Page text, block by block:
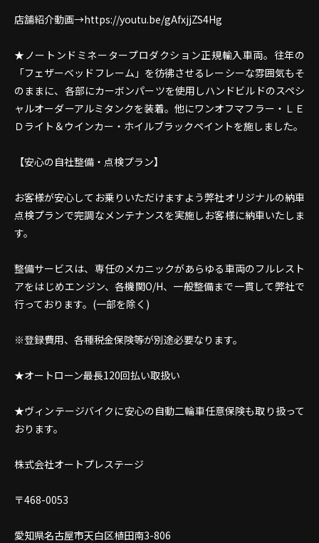
店舗紹介動画→https://youtu.be/gAfxjjZS4Hg
★ノートンドミネータープロダクション正規輸入車両。往年の
「フェザーベッドフレーム」を彷彿させるレーシーな雰囲気もそ
のままに、各部にカーボンパーツを使用しハンドビルドのスペシ
ャルオーダーアルミタンクを装着。他にワンオフマフラー・ＬＥ
Ｄライト＆ウインカー・ホイルブラックペイントを施しました。
【安心の自社整備・点検プラン】
お客様が安心してお乗りいただけますよう弊社オリジナルの納車
点検プランで完調なメンテナンスを実施しお客様に納車いたしま
す。
整備サービスは、専任のメカニックがあらゆる車両のフルレスト
アをはじめエンジン、各機関O/H、一般整備まで一貫して弊社で
行っております。(一部を除く)
※登録費用、各種税金保険等が別途必要なります。
★オートローン最長120回払い取扱い
★ヴィンテージバイクに安心の自動二輪車任意保険も取り扱って
おります。
株式会社オートプレステージ
〒468-0053
愛知県名古屋市天白区植田南3-806